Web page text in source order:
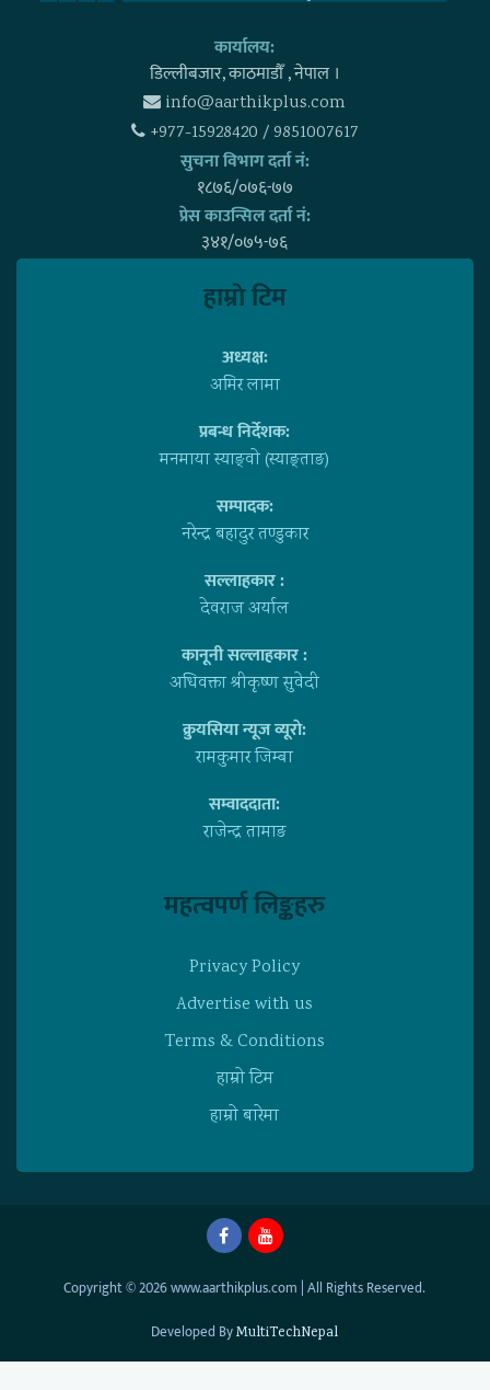
कार्यालय:
डिल्लीबजार, काठमाडाैँ , नेपाल ।
info@aarthikplus.com
+977-15928420 / 9851007617
सुचना विभाग दर्ता नं:
१८७६/०७६-७७
प्रेस काउन्सिल दर्ता नं:
३४१/०७५-७६
हाम्राे टिम
अध्यक्ष:
अमिर लामा
प्रबन्ध निर्देशक:
मनमाया स्याङ्वाे (स्याङ्ताङ)
सम्पादक:
नरेन्द्र बहादुर तण्डुकार
सल्लाहकार :
देवराज अर्याल
कानूनी सल्लाहकार :
अधिवक्ता श्रीकृष्ण सुवेदी
क्रुयसिया न्यूज व्यूराे:
रामकुमार जिम्बा
सम्वाददाता:
राजेन्द्र तामाङ
महत्वपर्ण लिङ्कहरु
Privacy Policy
Advertise with us
Terms & Conditions
हाम्राे टिम
हाम्राे बारेमा
Copyright © 2026 www.aarthikplus.com | All Rights Reserved.
Developed ByMultiTechNepal